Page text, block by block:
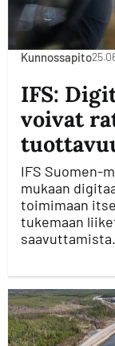
Kunnossapito
IFS:
voivat
IFS Suomen-
mukaan
toimimaan
tukemaan
saavuttamista.